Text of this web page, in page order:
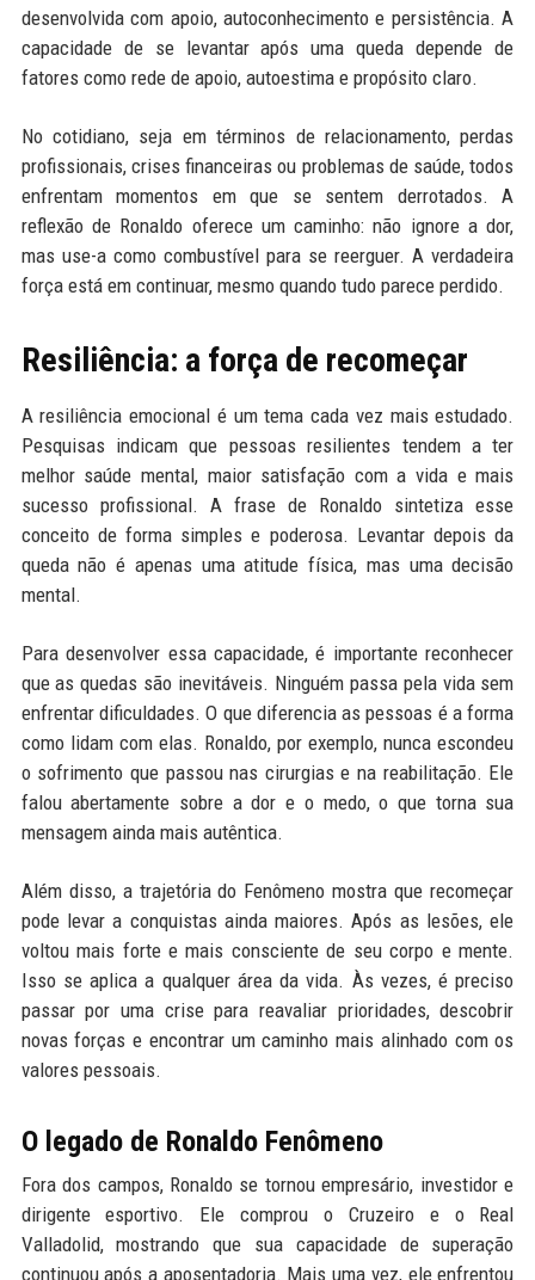
desenvolvida com apoio, autoconhecimento e persistência. A
capacidade de se levantar após uma queda depende de
fatores como rede de apoio, autoestima e propósito claro.
No cotidiano, seja em términos de relacionamento, perdas
profissionais, crises financeiras ou problemas de saúde, todos
enfrentam momentos em que se sentem derrotados. A
reflexão de Ronaldo oferece um caminho: não ignore a dor,
mas use-a como combustível para se reerguer. A verdadeira
força está em continuar, mesmo quando tudo parece perdido.
Resiliência: a força de recomeçar
A resiliência emocional é um tema cada vez mais estudado.
Pesquisas indicam que pessoas resilientes tendem a ter
melhor saúde mental, maior satisfação com a vida e mais
sucesso profissional. A frase de Ronaldo sintetiza esse
conceito de forma simples e poderosa. Levantar depois da
queda não é apenas uma atitude física, mas uma decisão
mental.
Para desenvolver essa capacidade, é importante reconhecer
que as quedas são inevitáveis. Ninguém passa pela vida sem
enfrentar dificuldades. O que diferencia as pessoas é a forma
como lidam com elas. Ronaldo, por exemplo, nunca escondeu
o sofrimento que passou nas cirurgias e na reabilitação. Ele
falou abertamente sobre a dor e o medo, o que torna sua
mensagem ainda mais autêntica.
Além disso, a trajetória do Fenômeno mostra que recomeçar
pode levar a conquistas ainda maiores. Após as lesões, ele
voltou mais forte e mais consciente de seu corpo e mente.
Isso se aplica a qualquer área da vida. Às vezes, é preciso
passar por uma crise para reavaliar prioridades, descobrir
novas forças e encontrar um caminho mais alinhado com os
valores pessoais.
O legado de Ronaldo Fenômeno
Fora dos campos, Ronaldo se tornou empresário, investidor e
dirigente esportivo. Ele comprou o Cruzeiro e o Real
Valladolid, mostrando que sua capacidade de superação
continuou após a aposentadoria. Mais uma vez, ele enfrentou